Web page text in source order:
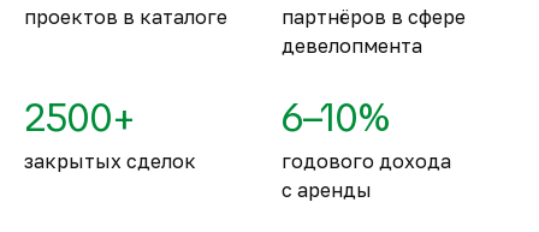
проектов в каталоге
партнёров в сфере
девелопмента
2500+
закрытых сделок
6–10%
годового дохода
с аренды